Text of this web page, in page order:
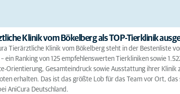
Klinik vom Bökelberg als TOP-Tierklinik
Tierärztliche Klinik vom Bökelberg steht in der Bestenliste
– ein Ranking von 125 empfehlenswerten Tierkliniken sowie
Orientierung, Gesamteindruck sowie Ausstattung ihrer
erhalten. Das ist das größte Lob für das Team vor Ort,
AniCura Deutschland.